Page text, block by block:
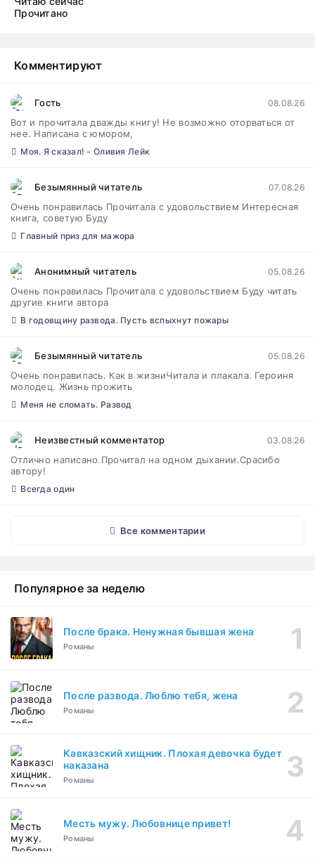
Прочитано
Комментируют
Гость 08.08.26
Вот и прочитала дважды книгу! Не возможно оторваться от
нее. Написана с юмором,
Моя. Я сказал! - Оливия Лейк
Безымянный читатель 07.08.26
Очень понравилась Прочитала с удовольствием Интересная
книга, советую Буду
Главный приз для мажора
Анонимный читатель 05.08.26
Очень понравилась Прочитала с удовольствием Буду читать
другие книги автора
В годовщину развода. Пусть вспыхнут пожары
Безымянный читатель 05.08.26
Очень понравилась. Как в жизниЧитала и плакала. Героиня
молодец. Жизнь прожить
Меня не сломать. Развод
Неизвестный комментатор 03.08.26
Отлично написано.Прочитал на одном дыхании.Срасибо
автору!
Всегда один
Все комментарии
Популярное за неделю
После брака. Ненужная бывшая жена
Романы
После развода. Люблю тебя, жена
Романы
Кавказский хищник. Плохая девочка будет
наказана
Романы
Месть мужу. Любовнице привет!
Романы